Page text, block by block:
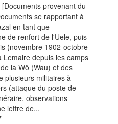
[Documents provenant du
se rapportant à
en tant que
de renfort de l'Uele, puis
(novembre 1902-octobre
depuis les camps
la Wô (Wau) et des
plusieurs militaires à
(attaque du poste de
observations
lettre de...